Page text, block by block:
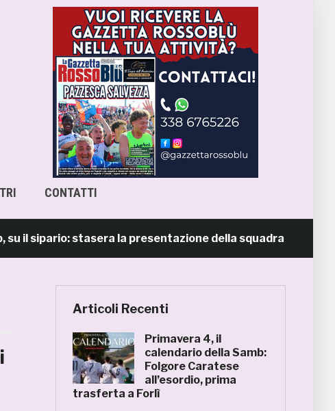
CONTATTI
stasera la presentazione della squadra in piazza
Articoli Recenti
Primavera 4, il
calendario della Samb:
Folgore Caratese
all’esordio, prima
trasferta a Forlì